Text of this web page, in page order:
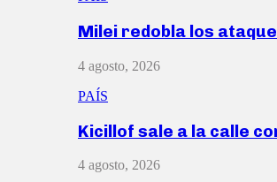
Milei redobla los
4 agosto, 2026
PAÍS
Kicillof sale a la calle
4 agosto, 2026